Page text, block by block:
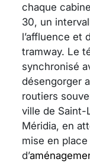
chaque
30, un
l’affluence et
tramway. Le
synchronisé
désengorger
routiers
ville de Saint-
Méridia, en
mise en place
d’